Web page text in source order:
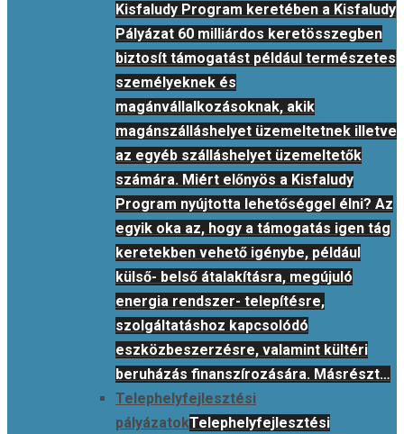
Kisfaludy Program keretében a Kisfaludy
Pályázat 60 milliárdos keretösszegben
biztosít támogatást például természetes
személyeknek és
magánvállalkozásoknak, akik
magánszálláshelyet üzemeltetnek illetve
az egyéb szálláshelyet üzemeltetők
számára. Miért előnyös a Kisfaludy
Program nyújtotta lehetőséggel élni? Az
egyik oka az, hogy a támogatás igen tág
keretekben vehető igénybe, például
külső- belső átalakításra, megújuló
energia rendszer- telepítésre,
szolgáltatáshoz kapcsolódó
eszközbeszerzésre, valamint kültéri
beruházás finanszírozására. Másrészt…
Telephelyfejlesztési
pályázatokTelephelyfejlesztési